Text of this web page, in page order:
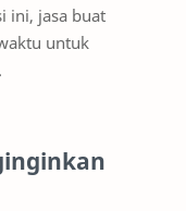
ini, jasa buat
untuk